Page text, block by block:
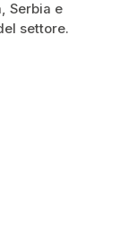
Serbia e
settore.